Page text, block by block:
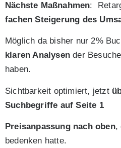
Nächste Maßnahmen:
fachen Steigerung des
Möglich da bisher nur 2%
klaren Analysen der
haben.
Sichtbarkeit optimiert, jetzt
Suchbegriffe auf Seite 1
Preisanpassung nach oben,
bedenken hatte.